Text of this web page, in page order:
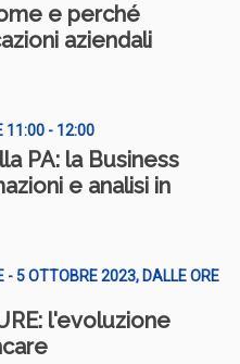
e perché
aziendali
11:00 - 12:00
PA: la Business
e analisi in
5 OTTOBRE 2023, DALLE ORE
l'evoluzione